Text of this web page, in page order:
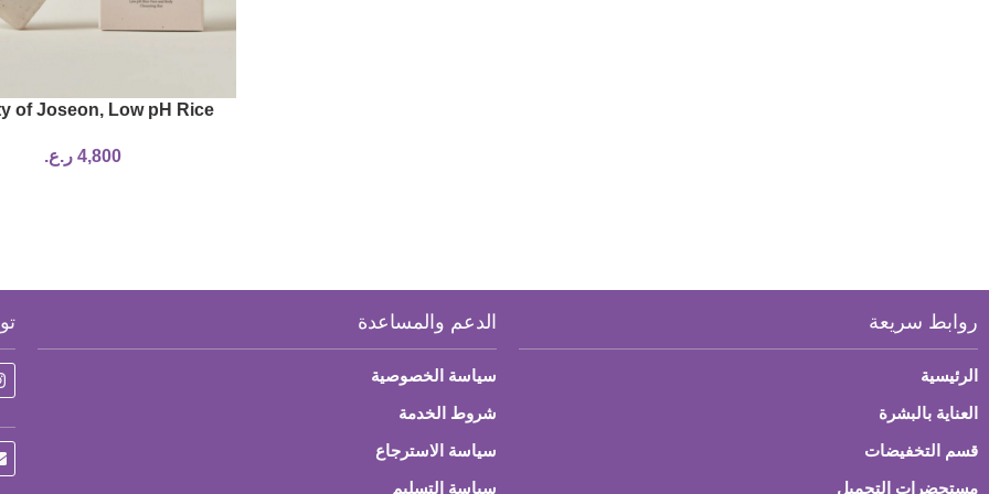
of Joseon, Low pH Rice
100 ml)
4,800 ر.ع.
روابط سريعة
الرئيسية
العناية بالبشرة
قسم التخفيضات
مستحضرات التجميل
الدعم والمساعدة
سياسة الخصوصية
شروط الخدمة
سياسة الاسترجاع
سياسة التسليم